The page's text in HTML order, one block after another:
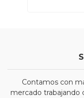
Contamos con
mercado trabajando